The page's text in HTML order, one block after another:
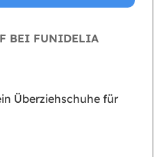
BEI FUNIDELIA
Überziehschuhe für